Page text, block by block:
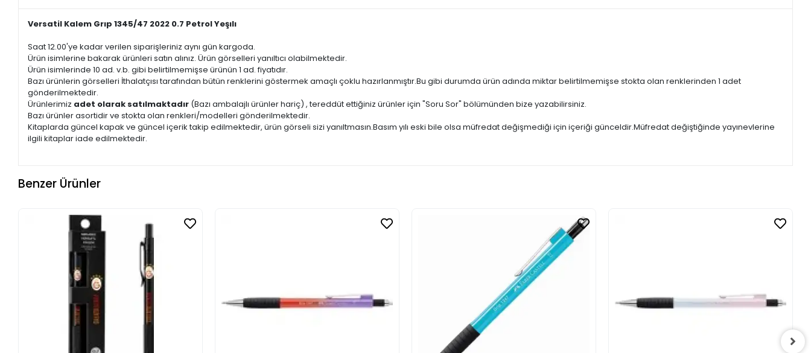
Versatil Kalem Grıp 1345/47 2022 0.7 Petrol Yeşılı
Saat 12.00'ye kadar verilen siparişleriniz aynı gün kargoda.
Ürün isimlerine bakarak ürünleri satın alınız. Ürün görselleri yanıltıcı olabilmektedir.
Ürün isimlerinde 10 ad. v.b. gibi belirtilmemişse ürünün 1 ad. fiyatıdır.
Bazı ürünlerin görselleri İthalatçısı tarafından bütün renklerini göstermek amaçlı çoklu hazırlanmıştır.Bu gibi durumda ürün adında miktar belirtilmemişse stokta olan renklerinden 1 adet
gönderilmektedir.
Ürünlerimiz adet olarak satılmaktadır (Bazı ambalajlı ürünler hariç) , tereddüt ettiğiniz ürünler için "Soru Sor" bölümünden bize yazabilirsiniz.
Bazı ürünler asortidir ve stokta olan renkleri/modelleri gönderilmektedir.
Kitaplarda güncel kapak ve güncel içerik takip edilmektedir, ürün görseli sizi yanıltmasın.Basım yılı eski bile olsa müfredat değişmediği için içeriği günceldir.Müfredat değiştiğinde yayınevlerine
ilgili kitaplar iade edilmektedir.
Benzer Ürünler